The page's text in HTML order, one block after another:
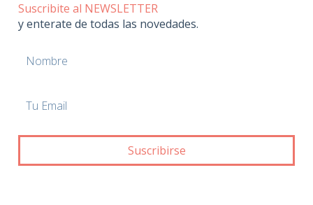
Suscribite al NEWSLETTER
y enterate de todas las novedades.